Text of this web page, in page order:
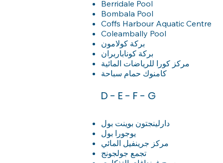
Berridale Pool
Bombala Pool
Coffs Harbour Aquatic Centre
Coleambally Pool
بركة كولامون
مركز كورا للرياضات المائية
D - E - F - G